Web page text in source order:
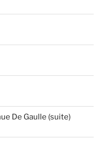
De Gaulle (suite)